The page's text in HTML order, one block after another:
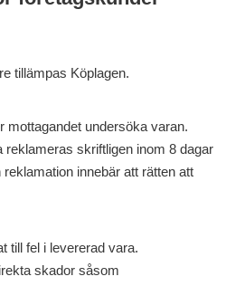
tillämpas Köplagen.
mottagandet undersöka varan.
reklameras skriftligen inom 8 dagar
innebär att rätten att
till fel i levererad vara.
skador såsom